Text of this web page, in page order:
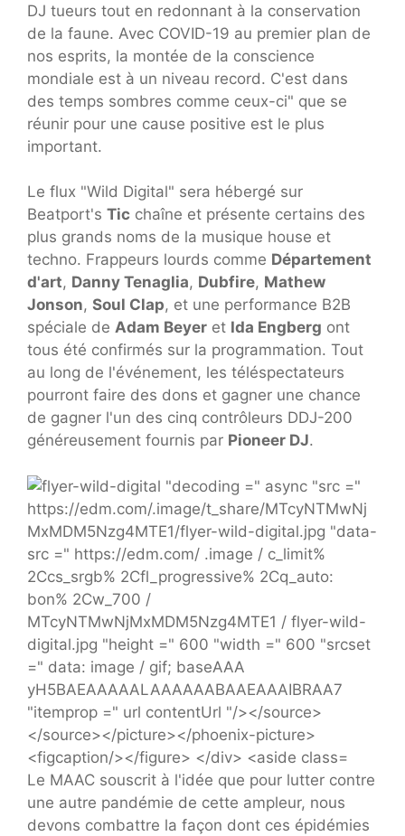
DJ tueurs tout en redonnant à la conservation
de la faune. Avec COVID-19 au premier plan de
nos esprits, la montée de la conscience
mondiale est à un niveau record. C'est dans
des temps sombres comme ceux-ci" que se
réunir pour une cause positive est le plus
important.
Le flux "Wild Digital" sera hébergé sur
Beatport's Tic chaîne et présente certains des
plus grands noms de la musique house et
techno. Frappeurs lourds comme Département
d'art, Danny Tenaglia, Dubfire, Mathew
Jonson, Soul Clap, et une performance B2B
spéciale de Adam Beyer et Ida Engberg ont
tous été confirmés sur la programmation. Tout
au long de l'événement, les téléspectateurs
pourront faire des dons et gagner une chance
de gagner l'un des cinq contrôleurs DDJ-200
généreusement fournis par Pioneer DJ.
Le MAAC souscrit à l'idée que pour lutter contre
une autre pandémie de cette ampleur, nous
devons combattre la façon dont ces épidémies